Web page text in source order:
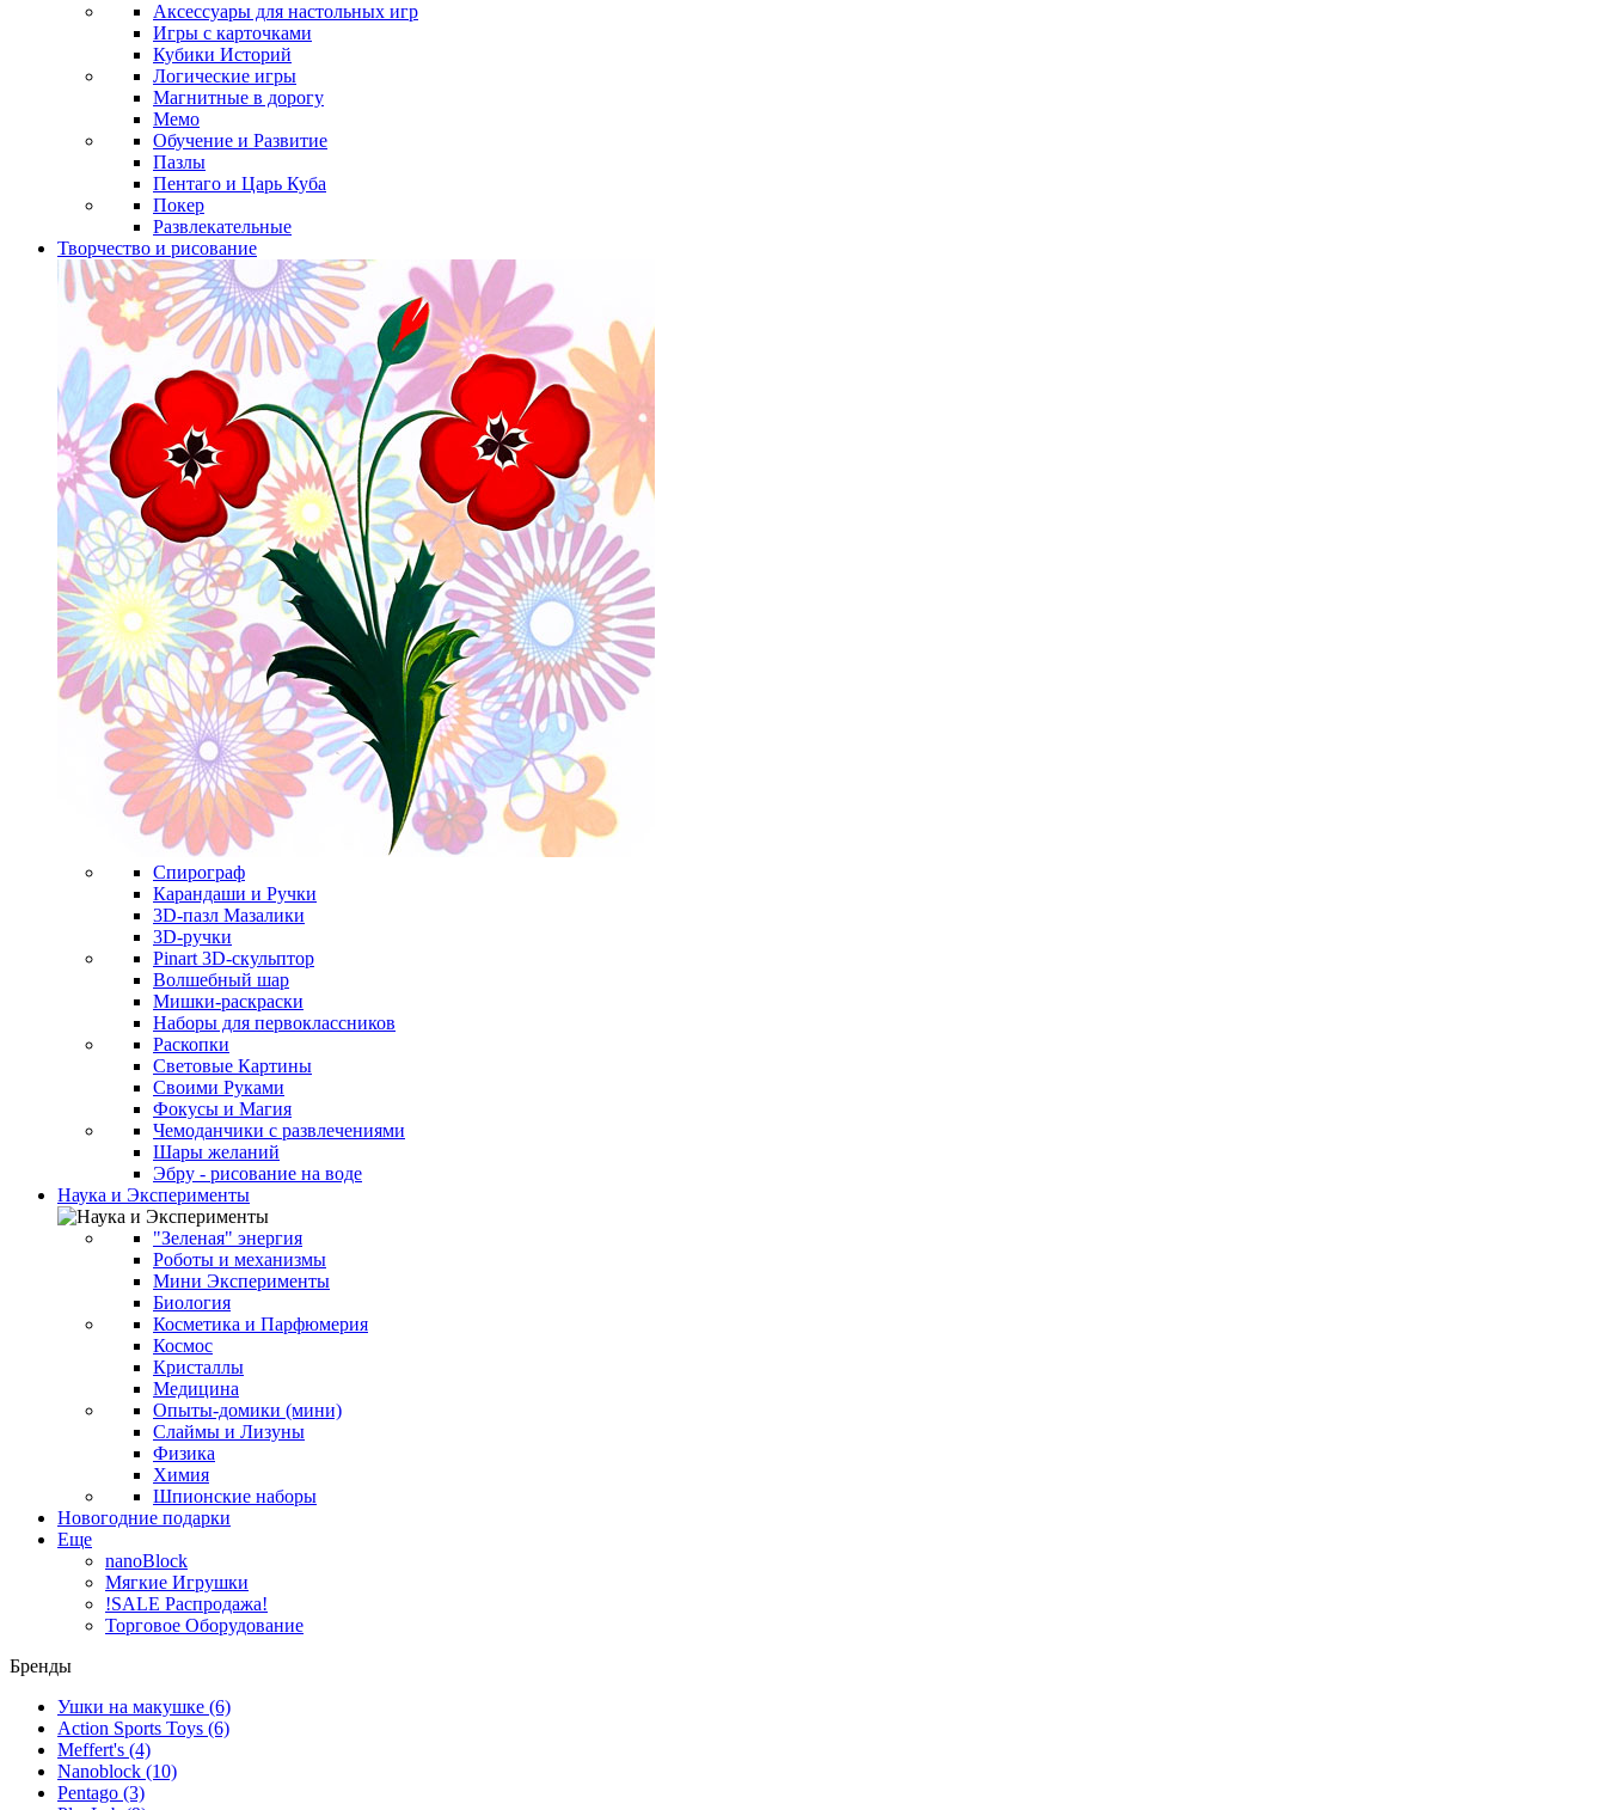
Аксессуары для настольных игр
Игры с карточками
Кубики Историй
Логические игры
Магнитные в дорогу
Мемо
Обучение и Развитие
Пазлы
Пентаго и Царь Куба
Покер
Развлекательные
Творчество и рисование
Спирограф
Карандаши и Ручки
3D-пазл Мазалики
3D-ручки
Pinart 3D-скульптор
Волшебный шар
Мишки-раскраски
Наборы для первоклассников
Раскопки
Световые Картины
Своими Руками
Фокусы и Магия
Чемоданчики с развлечениями
Шары желаний
Эбру - рисование на воде
Наука и Эксперименты
"Зеленая" энергия
Роботы и механизмы
Мини Эксперименты
Биология
Косметика и Парфюмерия
Космос
Кристаллы
Медицина
Опыты-домики (мини)
Слаймы и Лизуны
Физика
Химия
Шпионские наборы
Новогодние подарки
Еще
nanoBlock
Мягкие Игрушки
!SALE Распродажа!
Торговое Оборудование
Бренды
Ушки на макушке (6)
Action Sports Toys (6)
Meffert's (4)
Nanoblock (10)
Pentago (3)